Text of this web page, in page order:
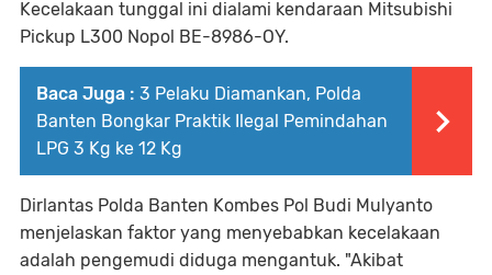
Kecelakaan tunggal ini dialami kendaraan Mitsubishi
Pickup L300 Nopol BE-8986-OY.
Baca Juga : 3 Pelaku Diamankan, Polda
Banten Bongkar Praktik Ilegal Pemindahan
LPG 3 Kg ke 12 Kg
Dirlantas Polda Banten Kombes Pol Budi Mulyanto
menjelaskan faktor yang menyebabkan kecelakaan
adalah pengemudi diduga mengantuk. "Akibat